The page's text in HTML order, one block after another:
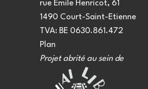
rue Emile Henricot, 61
1490 Court-Saint-Etienne
TVA: BE 0630.861.472
Plan
Projet abrité au sein de